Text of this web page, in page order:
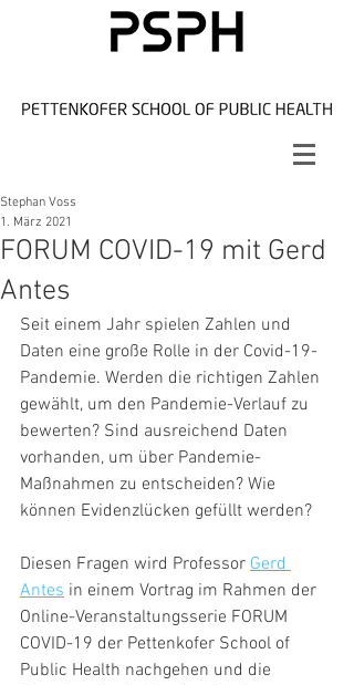
FORUM COVID-19 mit Gerd
Antes
Stephan Voss
1. März 2021
Seit einem Jahr spielen Zahlen und
Daten eine große Rolle in der Covid-19-
Pandemie. Werden die richtigen Zahlen
gewählt, um den Pandemie-Verlauf zu
bewerten? Sind ausreichend Daten
vorhanden, um über Pandemie-
Maßnahmen zu entscheiden? Wie
können Evidenzlücken gefüllt werden?
Diesen Fragen wird Professor Gerd
Antes in einem Vortrag im Rahmen der
Online-Veranstaltungsserie FORUM
COVID-19 der Pettenkofer School of
Public Health nachgehen und die